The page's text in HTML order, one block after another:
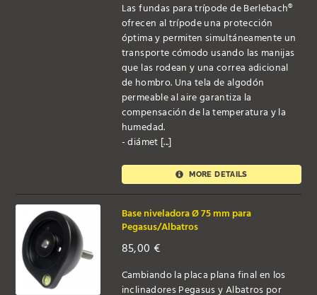
Las fundas para trípode de Berlebach®
ofrecen al trípode una protección
óptima y permiten simultáneamente un
transporte cómodo usando las manijas
que las rodean y una correa adicional
de hombro. Una tela de algodón
permeable al aire garantiza la
compensación de la temperatura y la
humedad.
- diámet [...]
MORE DETAILS
Base niveladora Ø 75 mm para
Pegasus/Albatros
85,00 €
Cambiando la placa plana final en los
inclinadores Pegasus y Albatros por